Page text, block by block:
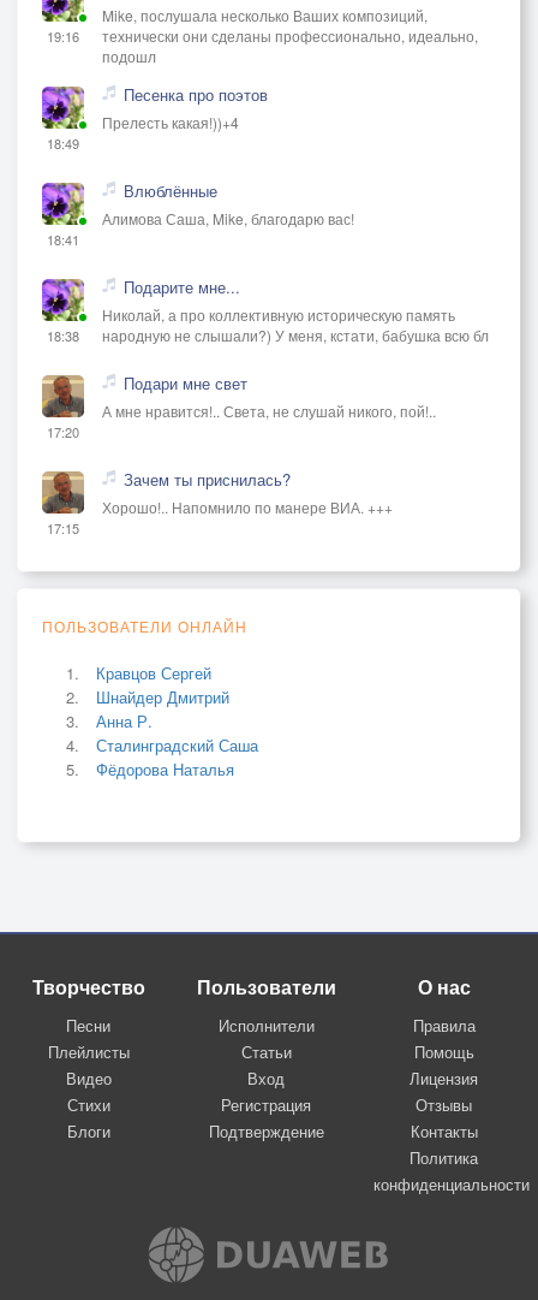
19:16
Mike, послушала несколько Ваших композиций,
технически они сделаны профессионально, идеально,
подошл
18:49
Песенка про поэтов
Прелесть какая!))+4
18:41
Влюблённые
Алимова Саша, Mike, благодарю вас!
18:38
Подарите мне...
Николай, а про коллективную историческую память
народную не слышали?) У меня, кстати, бабушка всю бл
17:20
Подари мне свет
А мне нравится!.. Света, не слушай никого, пой!..
17:15
Зачем ты приснилась?
Хорошо!.. Напомнило по манере ВИА. +++
ПОЛЬЗОВАТЕЛИ ОНЛАЙН
Кравцов Сергей
Шнайдер Дмитрий
Анна Р.
Сталинградский Саша
Фёдорова Наталья
Творчество
Песни
Плейлисты
Видео
Стихи
Блоги
Пользователи
Исполнители
Статьи
Вход
Регистрация
Подтверждение
О нас
Правила
Помощь
Лицензия
Отзывы
Контакты
Политика
конфиденциальности